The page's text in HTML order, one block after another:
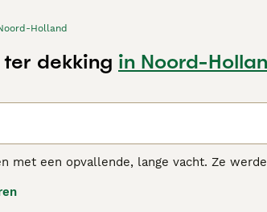
Holland
dekking in Noord-
met een opvallende, lange vacht. Ze
zal zelden agressief gedrag vertonen,